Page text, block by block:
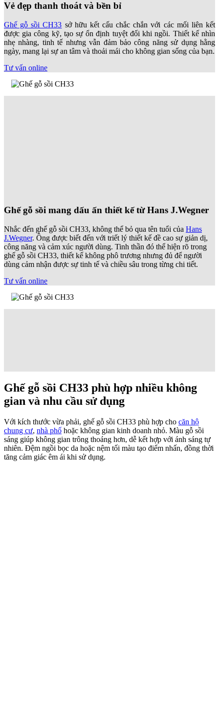
Vẻ đẹp thanh thoát và bền bỉ
Ghế gỗ sồi CH33 sở hữu kết cấu chắc chắn với các mối liên kết
được gia công kỹ, tạo sự ổn định tuyệt đối khi ngồi. Thiết kế nhìn
nhẹ nhàng, tinh tế nhưng vẫn đảm bảo công năng sử dụng hằng
ngày, mang lại sự an tâm và thoải mái cho không gian sống của bạn.
Tư vấn online
Ghế gỗ sồi mang dấu ấn thiết kế từ Hans J.Wegner
Nhắc đến ghế gỗ sồi CH33, không thể bỏ qua tên tuổi của Hans
J.Wegner. Ông được biết đến với triết lý thiết kế đề cao sự giản dị,
công năng và cảm xúc người dùng. Tinh thần đó thể hiện rõ trong
ghế gỗ sồi CH33, thiết kế không phô trương nhưng đủ để người
dùng cảm nhận được sự tinh tế và chiều sâu trong từng chi tiết.
Tư vấn online
Ghế gỗ sồi CH33 phù hợp nhiều không
gian và nhu cầu sử dụng
Với kích thước vừa phải, ghế gỗ sồi CH33 phù hợp cho căn hộ
chung cư, nhà phố hoặc không gian kinh doanh nhỏ. Màu gỗ sồi
sáng giúp không gian trông thoáng hơn, dễ kết hợp với ánh sáng tự
nhiên. Đệm ngồi bọc da hoặc nệm tối màu tạo điểm nhấn, đồng thời
tăng cảm giác êm ái khi sử dụng.